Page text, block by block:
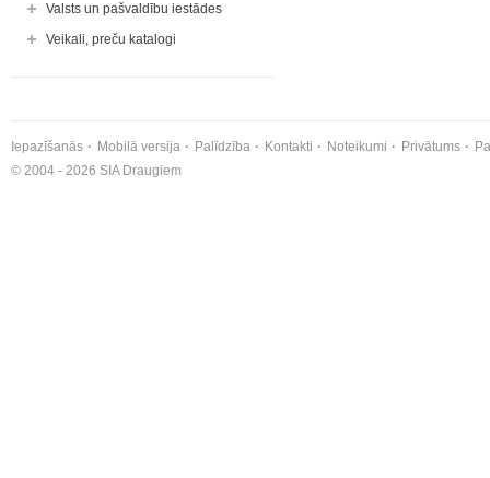
Valsts un pašvaldību iestādes
Veikali, preču katalogi
Iepazīšanās Mobilā versija Palīdzība Kontakti Noteikumi Privātums
© 2004 - 2026 SIA Draugiem